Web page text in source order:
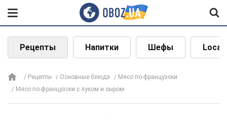
Рецепты Напитки Шефы Local
Рецепты Основные блюда
Мясо по-французски
Мясо по-французски с луком и сыром